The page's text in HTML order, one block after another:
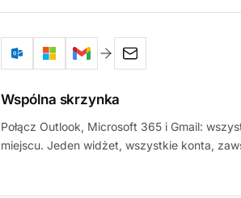
Wspólna skrzynka
Połącz Outlook, Microsoft 365 i Gmail:
miejscu. Jeden widżet, wszystkie konta,